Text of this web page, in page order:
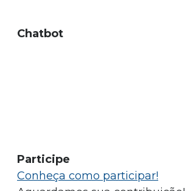
Chatbot
Participe
Conheça como participar!